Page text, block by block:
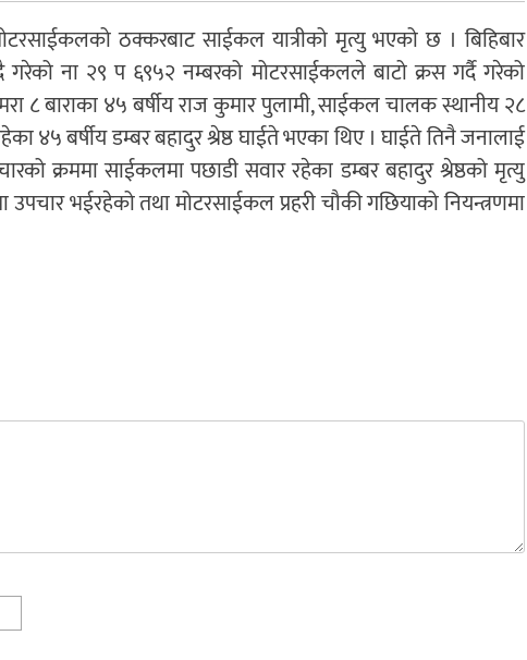
ठक्करबाट साईकल यात्रीको मृत्यु भएको छ । बिहिबार
गरेको ना २९ प ६९५२ नम्बरको मोटरसाईकलले बाटो क्रस गर्दै गरेको
बाराका ४५ बर्षीय राज कुमार पुलामी, साईकल चालक स्थानीय २८
४५ बर्षीय डम्बर बहादुर श्रेष्ठ घाईते भएका थिए । घाईते तिनै जनालाई
क्रममा साईकलमा पछाडी सवार रहेका डम्बर बहादुर श्रेष्ठको मृत्यु
भईरहेको तथा मोटरसाईकल प्रहरी चौकी गछियाको नियन्त्रणमा